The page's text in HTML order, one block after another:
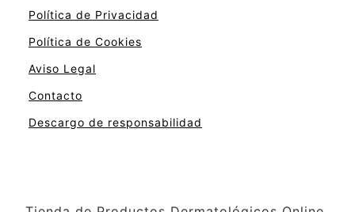
Política de Privacidad
Política de Cookies
Aviso Legal
Contacto
Descargo de responsabilidad